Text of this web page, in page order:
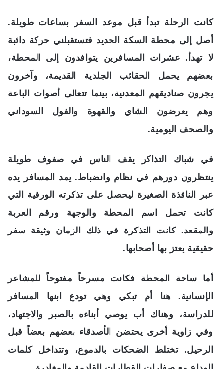
كانت الرحلة تبدأ قبل موعد السفر بساعات طويلة.
أصل إلى محطة السكة الحديد فتستقبلني حركة دائبة
لا تهدأ. عشرات المسافرين يتوافدون إلى المحطة،
بعضهم يحمل الحقائب الجلدية القديمة، وآخرون
يجرون صناديقهم المعدنية، بينما تتعالى أصوات الباعة
وهم يعرضون الشاي والقهوة والفول السوداني
والصحف اليومية.
في شباك التذاكر يقف الناس في صفوف طويلة
ينتظرون دورهم في نظام وانضباط. يمد المسافر يده
عبر النافذة الصغيرة ليحصل على تذكرته الورقية التي
كانت تحمل اسم المحطة والوجهة ورقم العربة
والمقعد. كانت التذكرة في ذلك الزمان وثيقة سفر
حقيقية يعتز بها أصحابها.
أما ساحة المحطة فكانت مسرحاً مفتوحاً للمشاعر
الإنسانية. هنا أم تبكي وهي تودع ابنها المسافر
للدراسة، وهناك أب يوصي أبناءه بالصبر والاجتهاد،
وفي زاوية أخرى يحتضن الأصدقاء بعضهم بعضاً قبل
الرحيل. تختلط الضحكات بالدموع، وتتداخل كلمات